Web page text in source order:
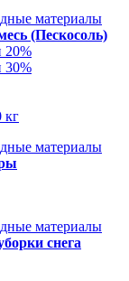
материалы
(Пескосоль)
20%
30%
кг
материалы
материалы
снега